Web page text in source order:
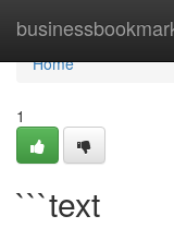
Home
Home
1
```text